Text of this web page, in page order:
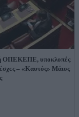
ΟΠΕΚΕΠΕ, υποκλοπές
– «Καυτός» Μάιος